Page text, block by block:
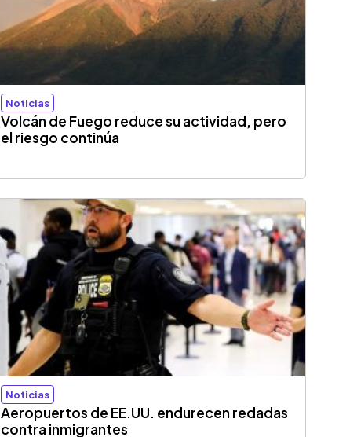
Noticias
Volcán de Fuego reduce su actividad, pero
el riesgo continúa
Noticias
Aeropuertos de EE.UU. endurecen redadas
contra inmigrantes